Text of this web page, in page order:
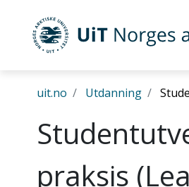
Gå til hovedinnhold
UiT Norges arktiske
uit.no Utdanning
praksis